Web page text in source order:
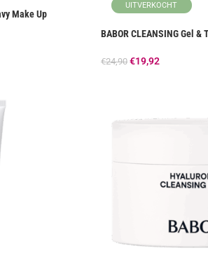
Make Up
UITVERKOCHT
BABOR CLEANSING Gel &
€24,90 €19,92